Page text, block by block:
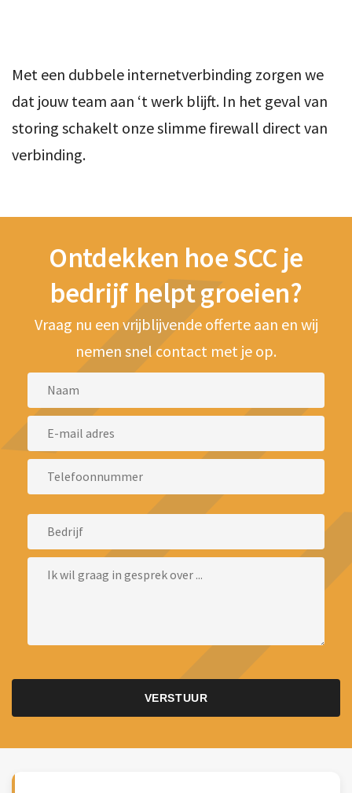
Met een dubbele internetverbinding zorgen we
dat jouw team aan ‘t werk blijft. In het geval van
storing schakelt onze slimme firewall direct van
verbinding.
Ontdekken hoe SCC je
bedrijf helpt groeien?
Vraag nu een vrijblijvende offerte aan en wij
nemen snel contact met je op.